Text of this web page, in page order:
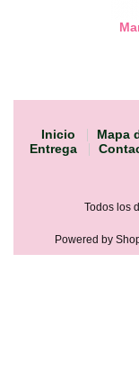
Inicio Mapa
Entrega
Todos los
Powered by